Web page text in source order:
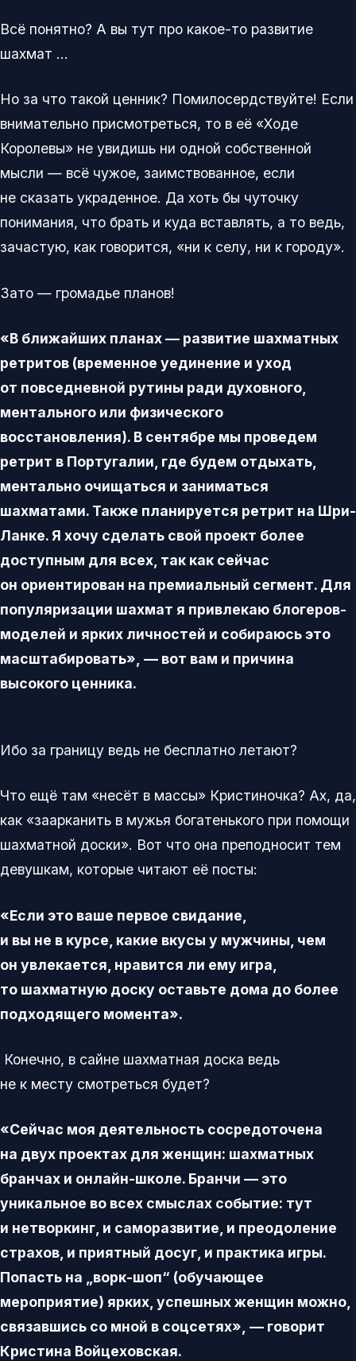
Всё понятно? А вы тут про какое-то развитие
шахмат …
Но за что такой ценник? Помилосердствуйте! Если
внимательно присмотреться, то в её «Ходе
Королевы» не увидишь ни одной собственной
мысли — всё чужое, заимствованное, если
не сказать украденное. Да хоть бы чуточку
понимания, что брать и куда вставлять, а то ведь,
зачастую, как говорится, «ни к селу, ни к городу».
Зато — громадье планов!
«В ближайших планах — развитие шахматных
ретритов (временное уединение и уход
от повседневной рутины ради духовного,
ментального или физического
восстановления). В сентябре мы проведем
ретрит в Португалии, где будем отдыхать,
ментально очищаться и заниматься
шахматами. Также планируется ретрит на Шри-
Ланке. Я хочу сделать свой проект более
доступным для всех, так как сейчас
он ориентирован на премиальный сегмент. Для
популяризации шахмат я привлекаю блогеров-
моделей и ярких личностей и собираюсь это
масштабировать», — вот вам и причина
высокого ценника.
Ибо за границу ведь не бесплатно летают?
Что ещё там «несёт в массы» Кристиночка? Ах, да,
как «заарканить в мужья богатенького при помощи
шахматной доски». Вот что она преподносит тем
девушкам, которые читают её посты:
«Если это ваше первое свидание,
и вы не в курсе, какие вкусы у мужчины, чем
он увлекается, нравится ли ему игра,
то шахматную доску оставьте дома до более
подходящего момента».
Конечно, в сайне шахматная доска ведь
не к месту смотреться будет?
«Сейчас моя деятельность сосредоточена
на двух проектах для женщин: шахматных
бранчах и онлайн-школе. Бранчи — это
уникальное во всех смыслах событие: тут
и нетворкинг, и саморазвитие, и преодоление
страхов, и приятный досуг, и практика игры.
Попасть на „ворк-шоп“ (обучающее
мероприятие) ярких, успешных женщин можно,
связавшись со мной в соцсетях», — говорит
Кристина Войцеховская.